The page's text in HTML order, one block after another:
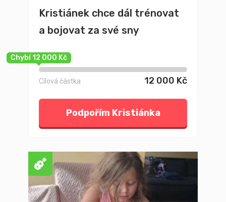
Kristiánek chce dál trénovat
a bojovat za své sny
Chybí 12 000 Kč
Cílová částka 12 000 Kč
Podpořím Kristiánka